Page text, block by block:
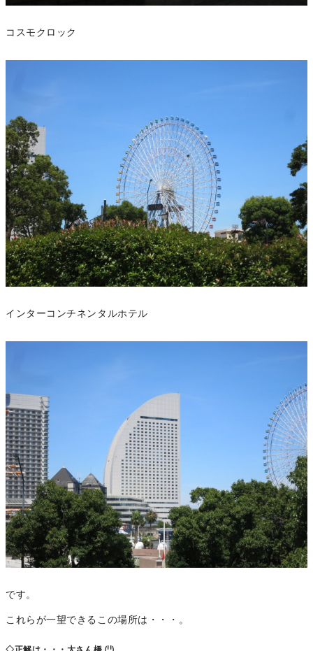
コスモクロック
インターコンチネンタルホテル
です。
これらが一望できるこの場所は・・・。